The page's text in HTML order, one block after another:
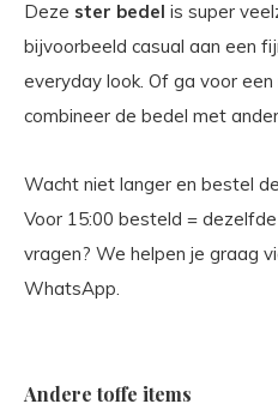
Deze ster bedel is super
bijvoorbeeld casual aan een
everyday look. Of ga voor
combineer de bedel met
Wacht niet langer en bestel
Voor 15:00 besteld =
vragen? We helpen je graag
WhatsApp.
Andere toffe items